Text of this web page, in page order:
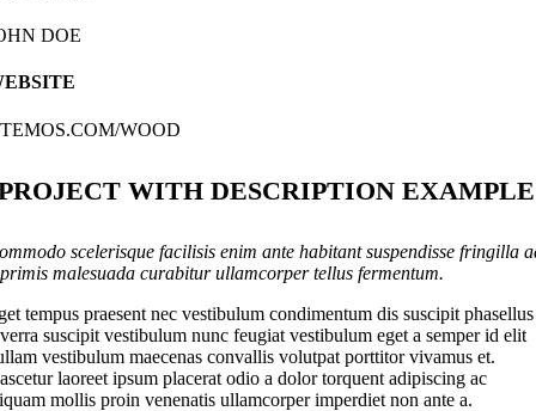
DOE
WOOD
WITH DESCRIPTION EXAMPLE
scelerisque facilisis enim ante habitant suspendisse fringilla
malesuada curabitur ullamcorper tellus fermentum.
tempus praesent nec vestibulum condimentum dis suscipit phasellus
suscipit vestibulum nunc feugiat vestibulum eget a semper id elit
vestibulum maecenas convallis volutpat porttitor vivamus et.
laoreet ipsum placerat odio a dolor torquent adipiscing ac
mollis proin venenatis ullamcorper imperdiet non ante a.